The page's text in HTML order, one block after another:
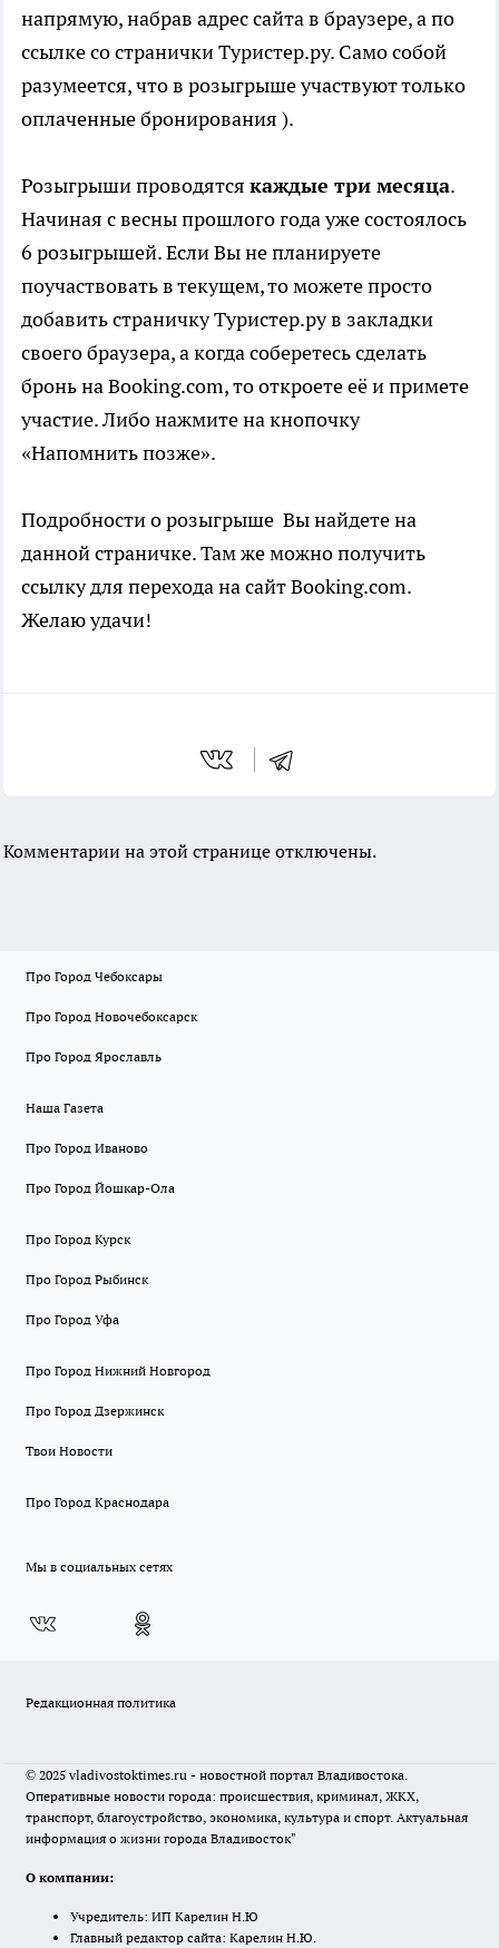
напрямую, набрав адрес сайта в браузере, а по
ссылке со странички Туристер.ру. Само собой
разумеется, что в розыгрыше участвуют только
оплаченные бронирования ).
Розыгрыши проводятся каждые три месяца.
Начиная с весны прошлого года уже состоялось
6 розыгрышей. Если Вы не планируете
поучаствовать в текущем, то можете просто
добавить страничку Туристер.ру в закладки
своего браузера, а когда соберетесь сделать
бронь на Booking.com, то откроете её и примете
участие. Либо нажмите на кнопочку
«Напомнить позже».
Подробности о розыгрыше Вы найдете на
данной страничке. Там же можно получить
ссылку для перехода на сайт Booking.com.
Желаю удачи!
Комментарии на этой странице отключены.
Про Город Чебоксары
Про Город Новочебоксарск
Про Город Ярославль
Наша Газета
Про Город Иваново
Про Город Йошкар-Ола
Про Город Курск
Про Город Рыбинск
Про Город Уфа
Про Город Нижний Новгород
Про Город Дзержинск
Твои Новости
Про Город Краснодара
Мы в социальных сетях
Редакционная политика
© 2025 vladivostoktimes.ru - новостной портал Владивостока.
Оперативные новости города: происшествия, криминал, ЖКХ,
транспорт, благоустройство, экономика, культура и спорт. Актуальная
информация о жизни города Владивосток"
О компании:
Учредитель: ИП Карелин Н.Ю
Главный редактор сайта: Карелин Н.Ю.